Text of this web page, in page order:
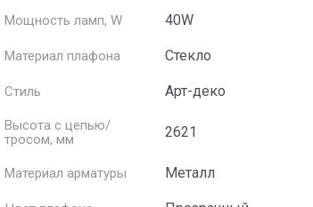
Мощность ламп, W 40W
Материал плафона Стекло
Стиль Арт-деко
Высота с цепью/
тросом, мм
2621
Материал арматуры Металл